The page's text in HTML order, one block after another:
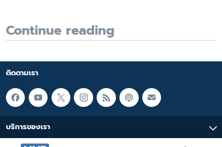
Continue reading
ติดตามเรา
บริการของเรา